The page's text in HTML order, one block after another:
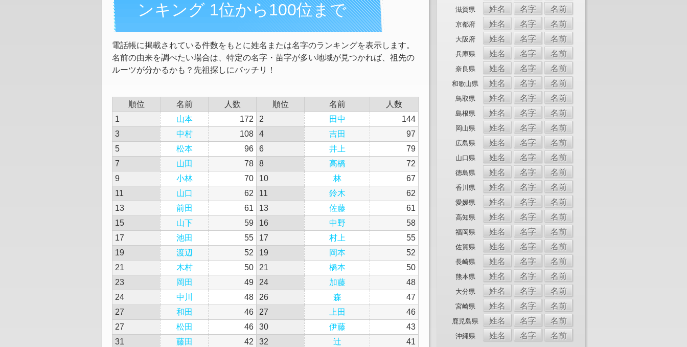
ンキング 1位から100位まで
電話帳に掲載されている件数をもとに姓名または名字のランキングを表示します。
名前の由来を調べたい場合は、特定の名字・苗字が多い地域が見つかれば、祖先の
ルーツが分かるかも？先祖探しにバッチリ！
順位 名前 人数 順位 名前
人数
1
山本 172 2 田中
144
3
中村 108 4 吉田
97
5
松本 96 6 井上
79
7
山田 78 8 高橋
72
9
小林 70 10 林
67
11
山口 62 11 鈴木
62
13
前田 61 13 佐藤
61
15
山下 59 16 中野
58
17
池田 55 17 村上
55
19
渡辺 52 19 岡本
52
21
木村 50 21 橋本
50
23
岡田 49 24 加藤
48
24
中川 48 26 森
47
27
和田 46 27 上田
46
27
松田 46 30 伊藤
43
31
藤田 42 32 辻
41
滋賀県 姓名 名字 名前
京都府 姓名 名字 名前
大阪府 姓名 名字 名前
兵庫県 姓名 名字 名前
奈良県 姓名 名字 名前
和歌山県 姓名 名字 名前
鳥取県 姓名 名字 名前
島根県 姓名 名字 名前
岡山県 姓名 名字 名前
広島県 姓名 名字 名前
山口県 姓名 名字 名前
徳島県 姓名 名字 名前
香川県 姓名 名字 名前
愛媛県 姓名 名字 名前
高知県 姓名 名字 名前
福岡県 姓名 名字 名前
佐賀県 姓名 名字 名前
長崎県 姓名 名字 名前
熊本県 姓名 名字 名前
大分県 姓名 名字 名前
宮崎県 姓名 名字 名前
鹿児島県 姓名 名字 名前
沖縄県 姓名 名字 名前